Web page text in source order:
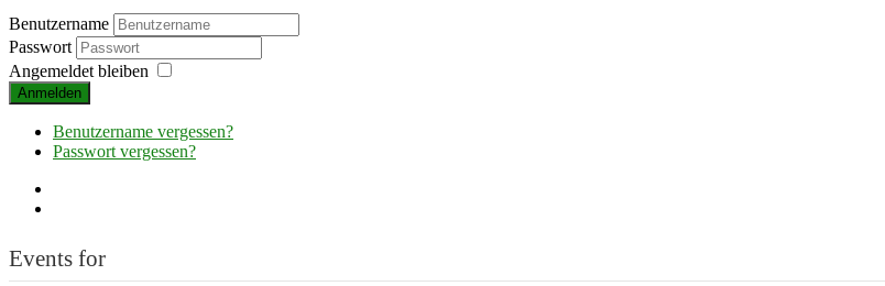
Benutzername
Passwort
Angemeldet bleiben
Anmelden
Benutzername vergessen?
Passwort vergessen?
Events for